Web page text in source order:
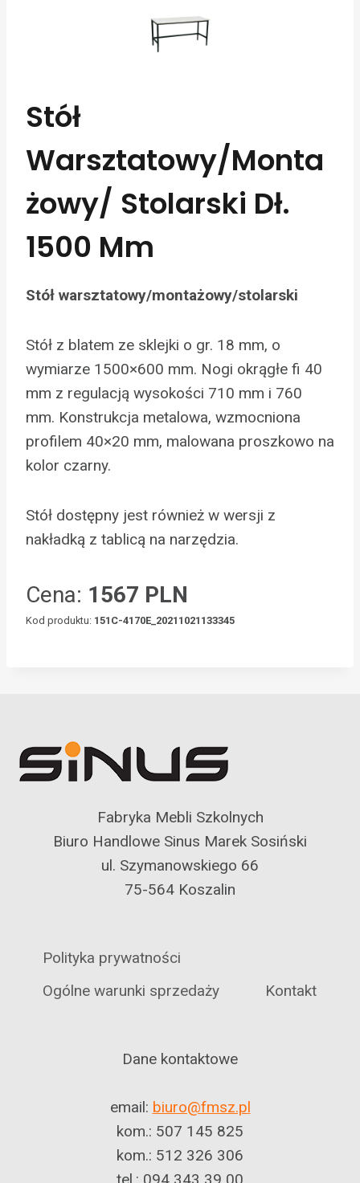
Stół
Warsztatowy/monta
Żowy/ Stolarski Dł.
1500 Mm
Stół warsztatowy/montażowy/stolarski
Stół z blatem ze sklejki o gr. 18 mm, o
wymiarze 1500×600 mm. Nogi okrągłe fi 40
mm z regulacją wysokości 710 mm i 760
mm. Konstrukcja metalowa, wzmocniona
profilem 40×20 mm, malowana proszkowo na
kolor czarny.
Stół dostępny jest również w wersji z
nakładką z tablicą na narzędzia.
Cena: 1567 PLN
Kod produktu: 151C-4170E_20211021133345
Fabryka Mebli Szkolnych
Biuro Handlowe Sinus Marek Sosiński
ul. Szymanowskiego 66
75-564 Koszalin
Polityka prywatności
Ogólne warunki sprzedaży
Kontakt
Dane kontaktowe
email: biuro@fmsz.pl
kom.: 507 145 825
kom.: 512 326 306